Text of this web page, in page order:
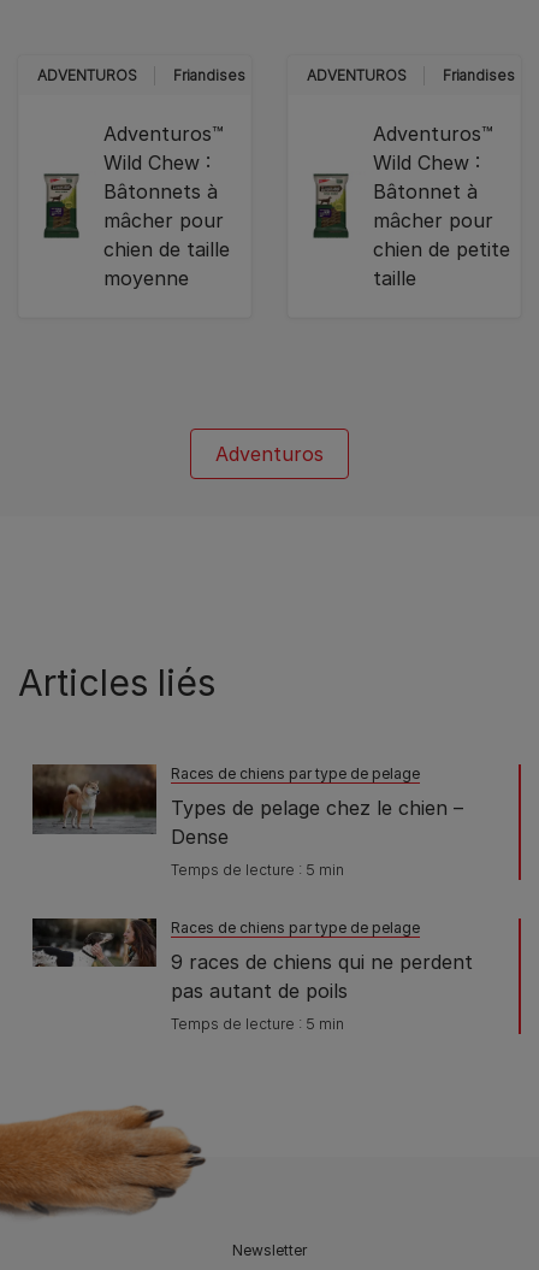
Adventuros
ADVENTUROS Friandises
Adventuros™
Wild Chew :
Bâtonnets à
mâcher pour
chien de taille
moyenne
ADVENTUROS Friandises
Adventuros™
Wild Chew :
Bâtonnet à
mâcher pour
chien de petite
taille
Articles liés
Races de chiens par type de pelage
Types de pelage chez le chien –
Dense
Temps de lecture : 5 min
Races de chiens par type de pelage
9 races de chiens qui ne perdent
pas autant de poils
Temps de lecture : 5 min
Newsletter